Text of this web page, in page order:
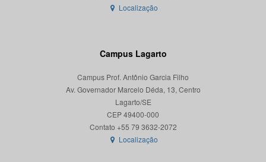
Localização
Campus Lagarto
Campus Prof. Antônio Garcia Filho
Av. Governador Marcelo Déda, 13, Centro
Lagarto/SE
CEP 49400-000
Localização